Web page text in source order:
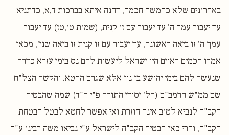
באחרונים שלא כהמשך חכמה, דהנה איתא בברכות ד,א, כדתניא
עד יעבור עמך ה' עד יעבור עם זו קנית, (שמות טו,טז) עד יעבור
עמך ה' זו ביאה ראשונה, עד יעבור עם זו קנית זו ביאה שני', מכאן
אמרו חכמים ראוים היו ישראל ליעשות להם נס בימי עזרא כדרך
שנעשה להם בימי יהושע בן נון אלא שגרם החטא. והקשה הצל"ח
שם ממ"ש הרמב"ם (הל' יסודי התורה פ"י ה"ד) שמה שהבטיח
הקב"ה לנביא לטוב אינה חוזרת ואי אפשר לחטא לבטל הבטחת
הקב"ה, והרי כאן הבטיח הקב"ה לישראל ע"י נביאו משה רבינו ע"ה